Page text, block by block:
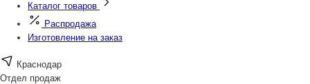
Каталог товаров
Распродажа
Изготовление на заказ
Краснодар
Отдел продаж